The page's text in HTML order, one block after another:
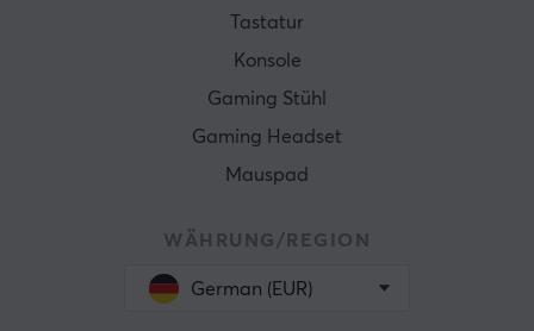
Tastatur
Konsole
Gaming Stühl
Gaming Headset
Mauspad
WÄHRUNG/REGION
German (EUR)